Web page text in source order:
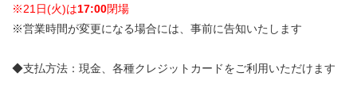
※21日(火)は17:00閉場
※営業時間が変更になる場合には、事前に告知いたします
◆支払方法：現金、各種クレジットカードをご利用いただけます